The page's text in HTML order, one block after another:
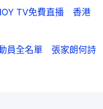
TV免費直播 香港
員全名單 張家朗何詩